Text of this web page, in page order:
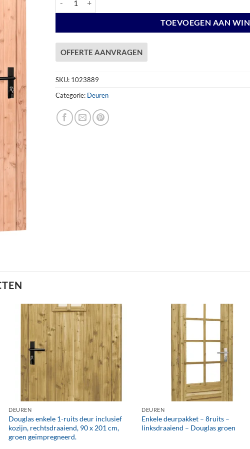
TOEVOEGEN AAN
OFFERTE AANVRAGEN
SKU: 1023889
Categorie: Deuren
DEUREN
Douglas enkele 1-ruits deur inclusief
kozijn, rechtsdraaiend, 90 x 201 cm,
groen geïmpregneerd.
DEUREN
Enkele deurpakket – 8ruits –
linksdraaiend – Douglas groen